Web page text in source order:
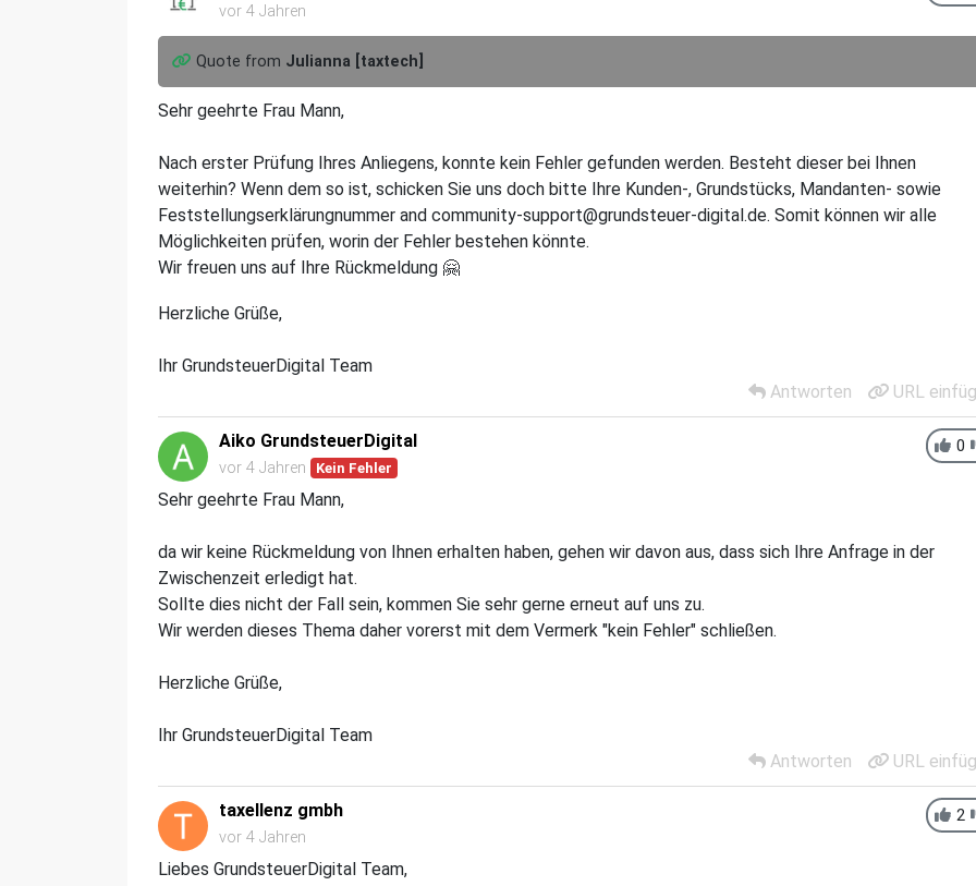
vor 4 Jahren
Quote from Julianna [taxtech]
Sehr geehrte Frau Mann,
Nach erster Prüfung Ihres Anliegens, konnte kein Fehler gefunden werden. Besteht dieser bei Ihnen
weiterhin? Wenn dem so ist, schicken Sie uns doch bitte Ihre Kunden-, Grundstücks, Mandanten- sowie
Feststellungserklärungnummer and community-support@grundsteuer-digital.de. Somit können wir alle
Möglichkeiten prüfen, worin der Fehler bestehen könnte.
Wir freuen uns auf Ihre Rückmeldung 🤗
Herzliche Grüße,
Ihr GrundsteuerDigital Team
Antworten
URL
0
Aiko GrundsteuerDigital
vor 4 Jahren Kein Fehler
Sehr geehrte Frau Mann,
da wir keine Rückmeldung von Ihnen erhalten haben, gehen wir davon aus, dass sich Ihre Anfrage in der
Zwischenzeit erledigt hat.
Sollte dies nicht der Fall sein, kommen Sie sehr gerne erneut auf uns zu.
Wir werden dieses Thema daher vorerst mit dem Vermerk "kein Fehler" schließen.
Herzliche Grüße,
Ihr GrundsteuerDigital Team
Antworten
URL
2
taxellenz gmbh
vor 4 Jahren
Liebes GrundsteuerDigital Team,